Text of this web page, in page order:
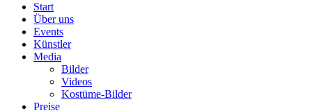
Start
Über uns
Events
Künstler
Media
Bilder
Videos
Kostüme-Bilder
Preise